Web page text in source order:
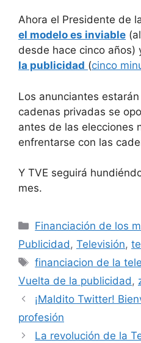
Ahora el Presidente de
el modelo es inviable
desde hace cinco años)
la publicidad (cinco
Los anunciantes
cadenas privadas se
antes de las elecciones
enfrentarse con las
Y TVE seguirá
mes.
Categorías
Financiación de los
Publicidad, Televisión,
Etiquetas
financiacion de la
Vuelta de la publicidad,
¡Maldito Twitter!
profesión
La revolución de la